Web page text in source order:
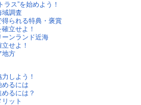
ラス”を始めよう！
域調査
得られる特典・褒賞
立せよ！
ンランド近海
せよ！
地方
しよう！
めるには
るには？
ット